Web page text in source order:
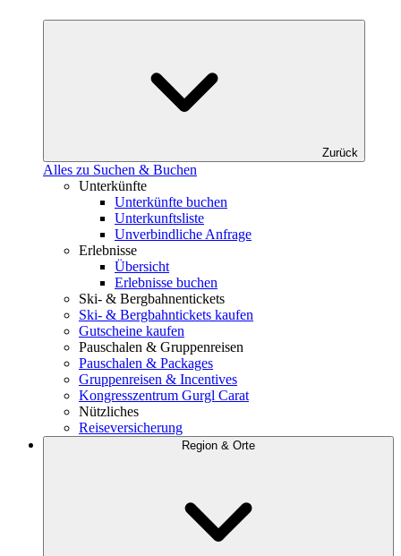
Zurück
Alles zu Suchen & Buchen
Unterkünfte
Unterkünfte buchen
Unterkunftsliste
Unverbindliche Anfrage
Erlebnisse
Übersicht
Erlebnisse buchen
Ski- & Bergbahnentickets
Ski- & Bergbahntickets kaufen
Gutscheine kaufen
Pauschalen & Gruppenreisen
Pauschalen & Packages
Gruppenreisen & Incentives
Kongresszentrum Gurgl Carat
Nützliches
Reiseversicherung
Region & Orte